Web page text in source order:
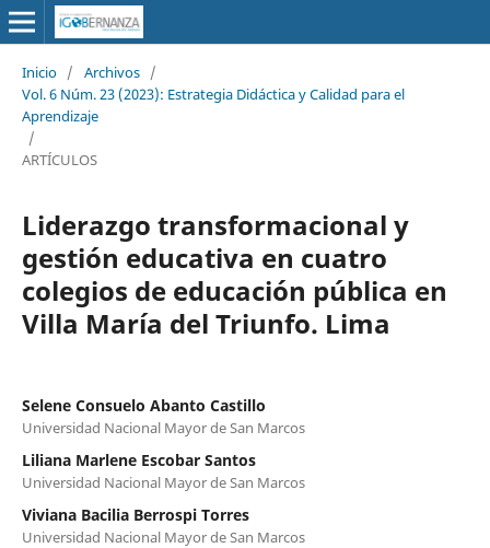
Inicio / Archivos /
Vol. 6 Núm. 23 (2023): Estrategia Didáctica y Calidad para el
Aprendizaje
/
ARTÍCULOS
Liderazgo transformacional y
gestión educativa en cuatro
colegios de educación pública en
Villa María del Triunfo. Lima
Selene Consuelo Abanto Castillo
Universidad Nacional Mayor de San Marcos
Liliana Marlene Escobar Santos
Universidad Nacional Mayor de San Marcos
Viviana Bacilia Berrospi Torres
Universidad Nacional Mayor de San Marcos